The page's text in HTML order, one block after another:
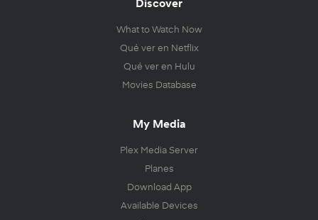
Discover
What to Watch Now
Qué ver en Netflix
Qué ver en Hulu
Movies Database
My Media
Plex Media Server
Planes
Download App
Available Devices